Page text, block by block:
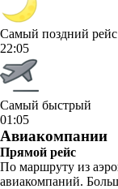
Самый поздний рейс
22:05
Самый быстрый
01:05
Авиакомпании
Прямой рейс
По маршруту из
авиакомпаний.